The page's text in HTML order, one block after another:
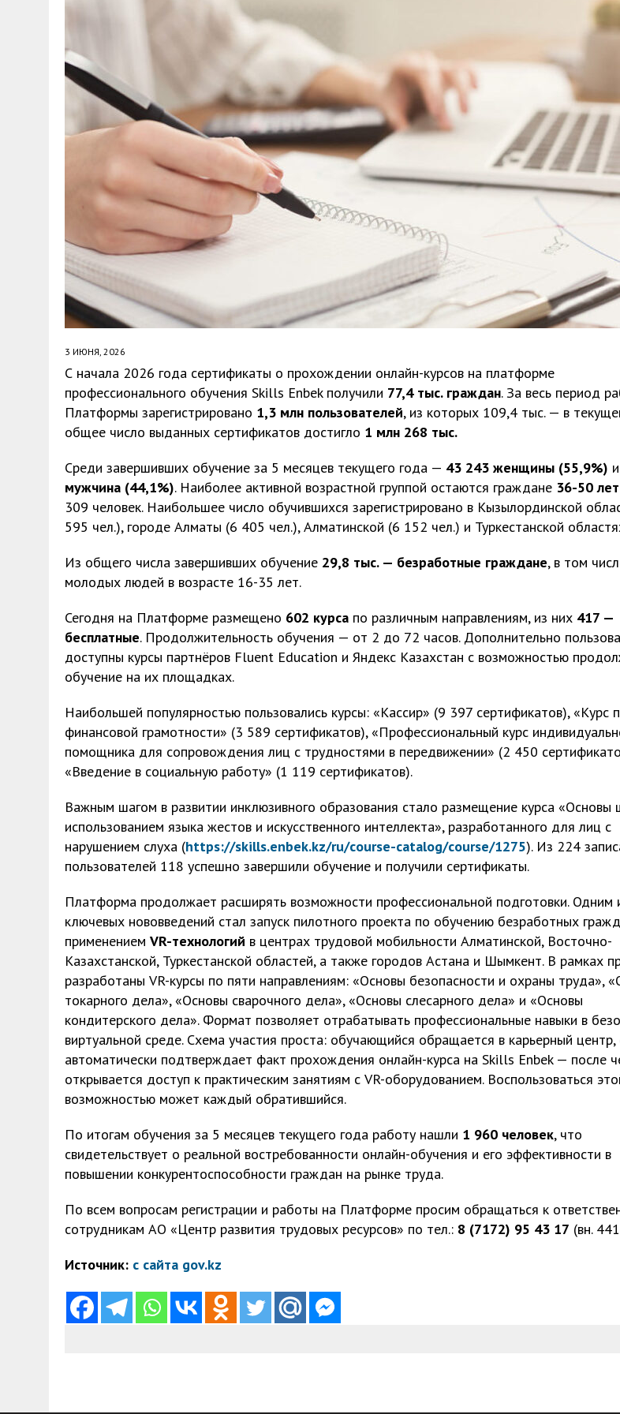
ТҮСІНДІРУ ЖҰМЫСТАРЫ ЖҮРГІЗІЛДІ
3 ИЮНЯ, 2026
С начала 2026 года сертификаты о прохождении онлайн-курсов на платформе
профессионального обучения Skills Enbek получили 77,4 тыс. граждан. За весь период
Платформы зарегистрировано 1,3 млн пользователей, из которых 109,4 тыс. — в
общее число выданных сертификатов достигло 1 млн 268 тыс.
Среди завершивших обучение за 5 месяцев текущего года — 43 243 женщины (55,9%) и
мужчина (44,1%). Наиболее активной возрастной группой остаются граждане 36-50 лет
309 человек. Наибольшее число обучившихся зарегистрировано в Кызылординской
595 чел.), городе Алматы (6 405 чел.), Алматинской (6 152 чел.) и Туркестанской
Из общего числа завершивших обучение 29,8 тыс. — безработные граждане, в том
молодых людей в возрасте 16-35 лет.
Сегодня на Платформе размещено 602 курса по различным направлениям, из них 417 —
бесплатные. Продолжительность обучения — от 2 до 72 часов. Дополнительно
доступны курсы партнёров Fluent Education и Яндекс Казахстан с возможностью
обучение на их площадках.
Наибольшей популярностью пользовались курсы: «Кассир» (9 397 сертификатов), «Курс
финансовой грамотности» (3 589 сертификатов), «Профессиональный курс
помощника для сопровождения лиц с трудностями в передвижении» (2 450
«Введение в социальную работу» (1 119 сертификатов).
Важным шагом в развитии инклюзивного образования стало размещение курса «Основы
использованием языка жестов и искусственного интеллекта», разработанного для лиц с
нарушением слуха (https://skills.enbek.kz/ru/course-catalog/course/1275). Из 224
пользователей 118 успешно завершили обучение и получили сертификаты.
Платформа продолжает расширять возможности профессиональной подготовки. Одним
ключевых нововведений стал запуск пилотного проекта по обучению безработных
применением VR-технологий в центрах трудовой мобильности Алматинской, Восточно-
Казахстанской, Туркестанской областей, а также городов Астана и Шымкент. В рамках
разработаны VR-курсы по пяти направлениям: «Основы безопасности и охраны труда»,
токарного дела», «Основы сварочного дела», «Основы слесарного дела» и «Основы
кондитерского дела». Формат позволяет отрабатывать профессиональные навыки в
виртуальной среде. Схема участия проста: обучающийся обращается в карьерный центр,
автоматически подтверждает факт прохождения онлайн-курса на Skills Enbek — после
открывается доступ к практическим занятиям с VR-оборудованием. Воспользоваться
возможностью может каждый обратившийся.
По итогам обучения за 5 месяцев текущего года работу нашли 1 960 человек, что
свидетельствует о реальной востребованности онлайн-обучения и его эффективности в
повышении конкурентоспособности граждан на рынке труда.
По всем вопросам регистрации и работы на Платформе просим обращаться к
сотрудникам АО «Центр развития трудовых ресурсов» по тел.: 8 (7172) 95 43 17 (вн.
Источник: с сайта gov.kz